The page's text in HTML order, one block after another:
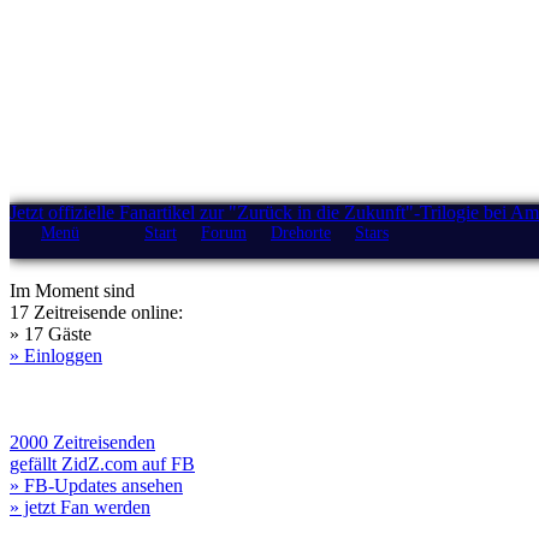
Jetzt offizielle Fanartikel zur "Zurück in die Zukunft"-Trilogie bei
Menü Start Forum Drehorte Stars
Im Moment sind
17 Zeitreisende online:
» 17 Gäste
» Einloggen
2000 Zeitreisenden
gefällt ZidZ.com auf FB
» FB-Updates ansehen
» jetzt Fan werden